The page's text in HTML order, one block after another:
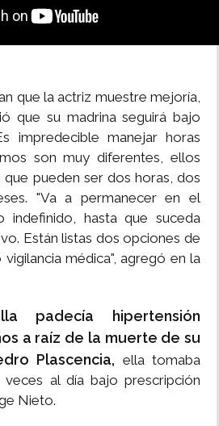
que la actriz muestre mejoría,
que su madrina seguirá bajo
impredecible manejar horas
son muy diferentes, ellos
pueden ser dos horas, dos
"Va a permanecer en el
indefinido, hasta que suceda
Están listas dos opciones de
médica", agregó en la
padecía hipertensión
a raíz de la muerte de su
Plascencia, ella tomaba
al día bajo prescripción
Nieto.